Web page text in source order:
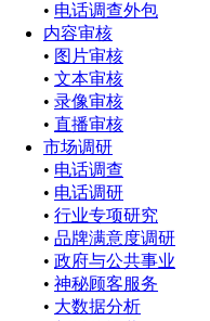
• 电话调查外包
内容审核
• 图片审核
• 文本审核
• 录像审核
• 直播审核
市场调研
• 电话调查
• 电话调研
• 行业专项研究
• 品牌满意度调研
• 政府与公共事业
• 神秘顾客服务
• 大数据分析